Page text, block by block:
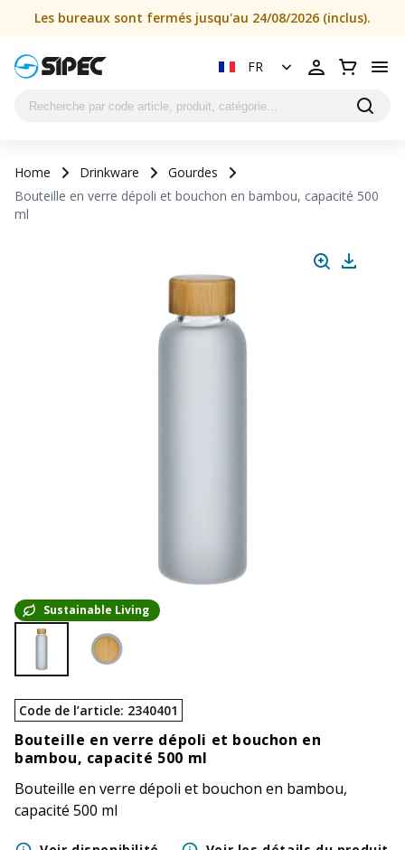
Les bureaux sont fermés jusqu'au 24/08/2026 (inclus).
FR
Home Drinkware
Gourdes
Bouteille en verre dépoli et bouchon en bambou, capacité 500
ml
Sustainable Living
Code de l’article: 2340401
Bouteille en verre dépoli et bouchon en
bambou, capacité 500 ml
Bouteille en verre dépoli et bouchon en bambou,
capacité 500 ml